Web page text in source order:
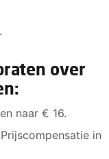
over
naar € 16.
in